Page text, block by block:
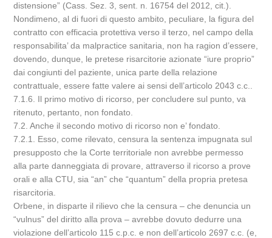
distensione” (Cass. Sez. 3, sent. n. 16754 del 2012, cit.).
Nondimeno, al di fuori di questo ambito, peculiare, la figura del
contratto con efficacia protettiva verso il terzo, nel campo della
responsabilita’ da malpractice sanitaria, non ha ragion d’essere,
dovendo, dunque, le pretese risarcitorie azionate “iure proprio”
dai congiunti del paziente, unica parte della relazione
contrattuale, essere fatte valere ai sensi dell’articolo 2043 c.c..
7.1.6. Il primo motivo di ricorso, per concludere sul punto, va
ritenuto, pertanto, non fondato.
7.2. Anche il secondo motivo di ricorso non e’ fondato.
7.2.1. Esso, come rilevato, censura la sentenza impugnata sul
presupposto che la Corte territoriale non avrebbe permesso
alla parte danneggiata di provare, attraverso il ricorso a prove
orali e alla CTU, sia “an” che “quantum” della propria pretesa
risarcitoria.
Orbene, in disparte il rilievo che la censura – che denuncia un
“vulnus” del diritto alla prova – avrebbe dovuto dedurre una
violazione dell’articolo 115 c.p.c. e non dell’articolo 2697 c.c. (e,